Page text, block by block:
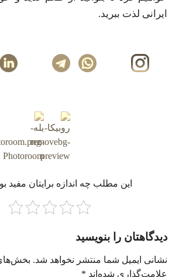
ایرانی لذت ببرید.
این مطلب چه‌ اندازه برایتان مفید
دیدگاهتان را بنویسید
نشانی ایمیل شما منتشر نخواهد شد. بخش‌های
علامت‌گذاری شده‌اند *